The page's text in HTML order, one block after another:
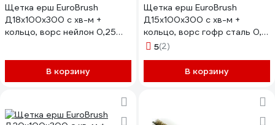
Щетка ерш EuroBrush
Д18x100x300 с хв-м +
кольцо, ворс нейлон 0,25
В корзину
Щетка ерш EuroBrush
Д15x100x300 с хв-м +
кольцо, ворс гофр сталь 0,15
(код 14-012) EB-T816215
5(2)
В корзину